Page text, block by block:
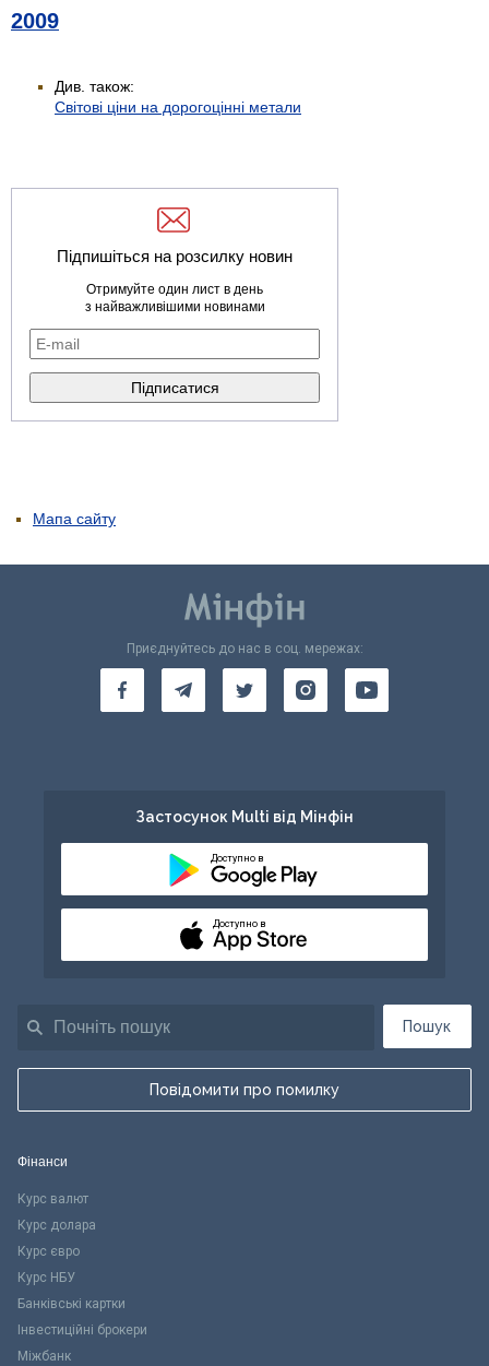
2009
Див. також:
Світові ціни на дорогоцінні метали
Підпишіться на розсилку новин
Отримуйте один лист в день
з найважливішими новинами
Мапа сайту
Пошук
Повідомити про помилку
Приєднуйтесь до нас в соц. мережах:
Застосунок Multi від Мінфін
Доступно в
Доступно в
Фінанси
Курс валют
Курс долара
Курс євро
Курс НБУ
Банківські картки
Інвестиційні брокери
Міжбанк